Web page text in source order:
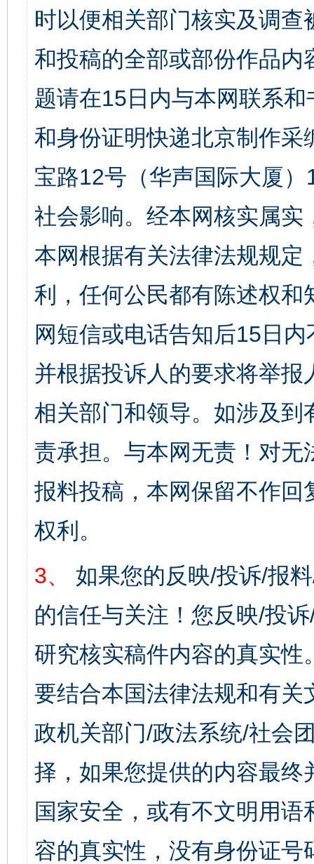
时以便相关部门核实及调
和投稿的全部或部份作品
题请在15日内与本网联系
和身份证明快递北京制作
宝路12号（华声国际大厦
社会影响。经本网核实属
本网根据有关法律法规规
利，任何公民都有陈述权
网短信或电话告知后15日
并根据投诉人的要求将举
相关部门和领导。如涉及
责承担。与本网无责！对
报料投稿，本网保留不作
权利。
3、
如果您的反映/投诉/报
的信任与关注！您反映/投
研究核实稿件内容的真实
要结合本国法律法规和有关
政机关部门/政法系统/社会
择，如果您提供的内容最
国家安全，或有不文明用
容的真实性，没有身份证